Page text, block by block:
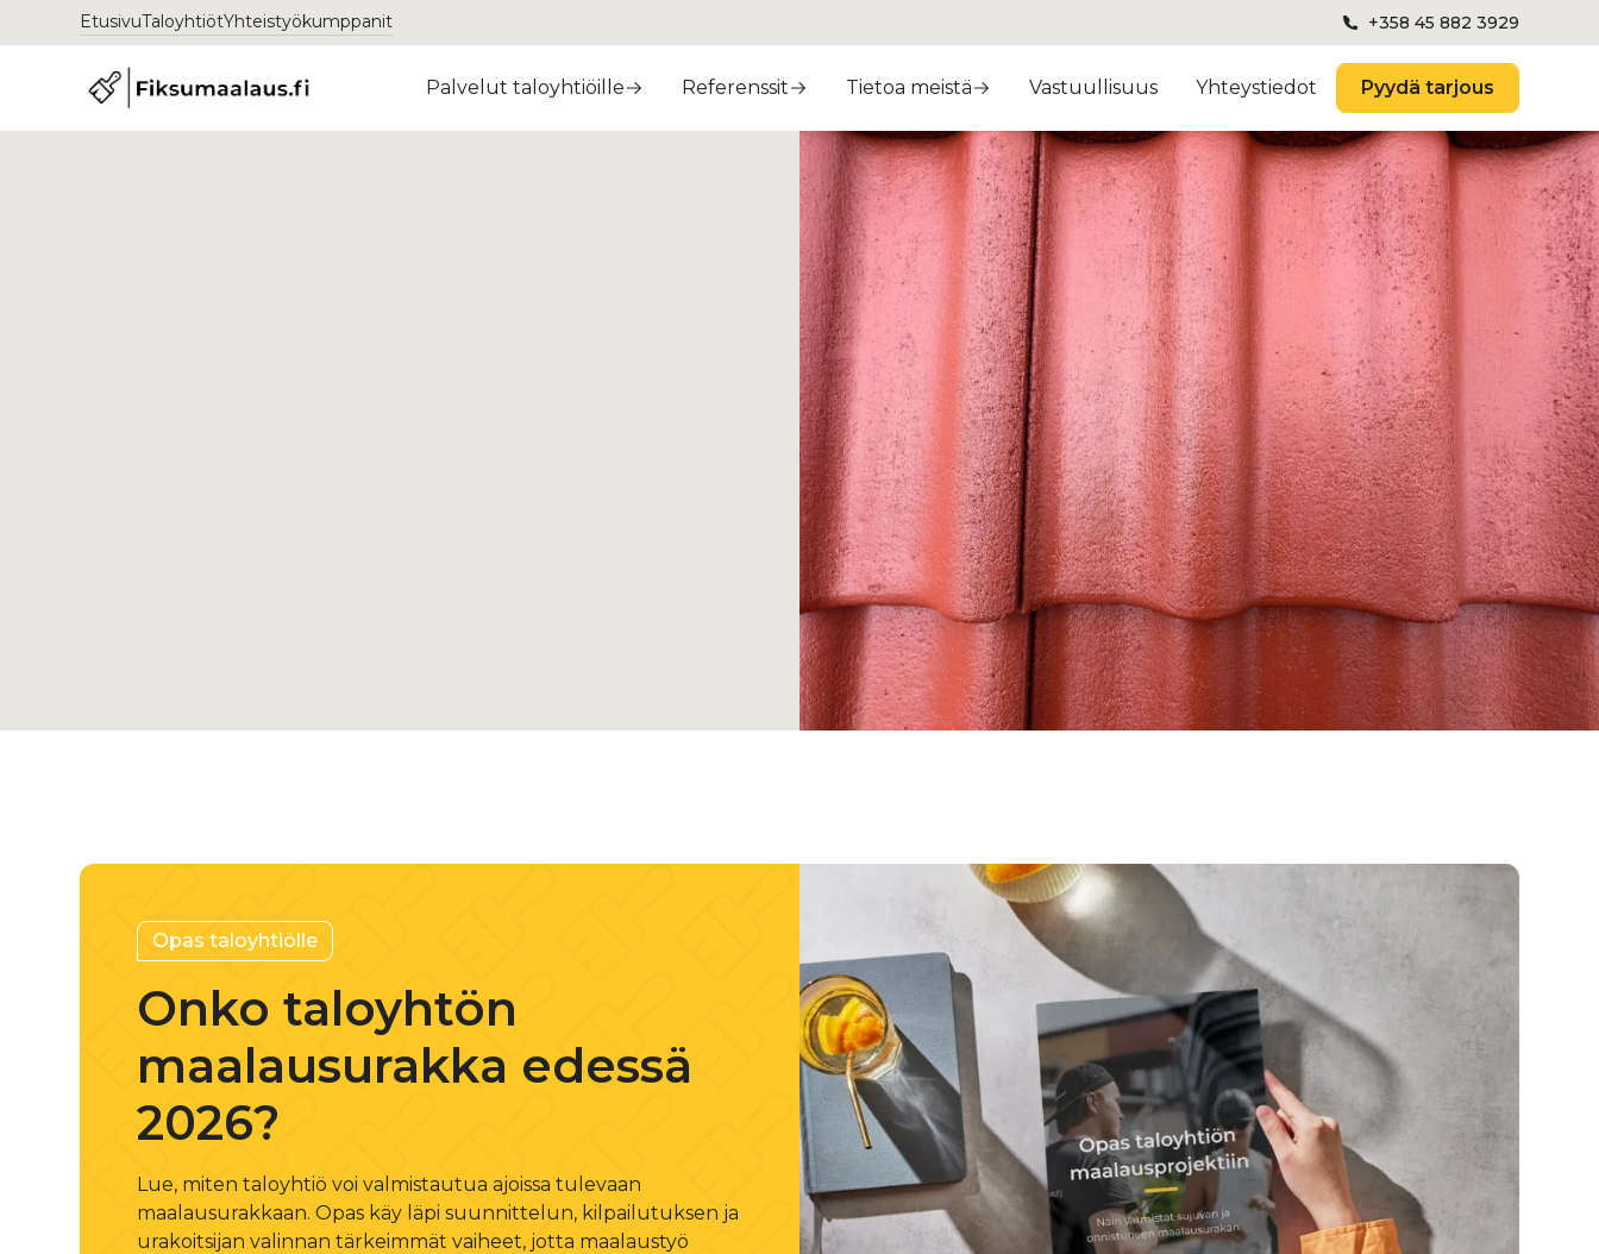
EtusivuTaloyhtiötYhteistyökumppanit +358 45 882 3929
Palvelut taloyhtiöille Referenssit Tietoa meistä Vastuullisuus Yhteystiedot Pyydä tarjous
Opas taloyhtiölle
Onko taloyhtön
maalausurakka edessä
2026?
Lue, miten taloyhtiö voi valmistautua ajoissa tulevaan
maalausurakkaan. Opas käy läpi suunnittelun, kilpailutuksen ja
urakoitsijan valinnan tärkeimmät vaiheet, jotta maalaustyö